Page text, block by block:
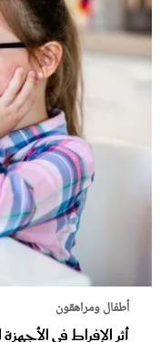
أطفال ومراهقون
أثر الإفراط في